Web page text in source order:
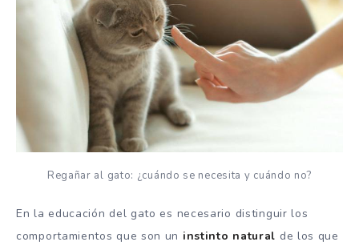
Regañar al gato: ¿cuándo se necesita y cuándo no?
En la educación del gato es necesario distinguir los
comportamientos que son un instinto natural de los que